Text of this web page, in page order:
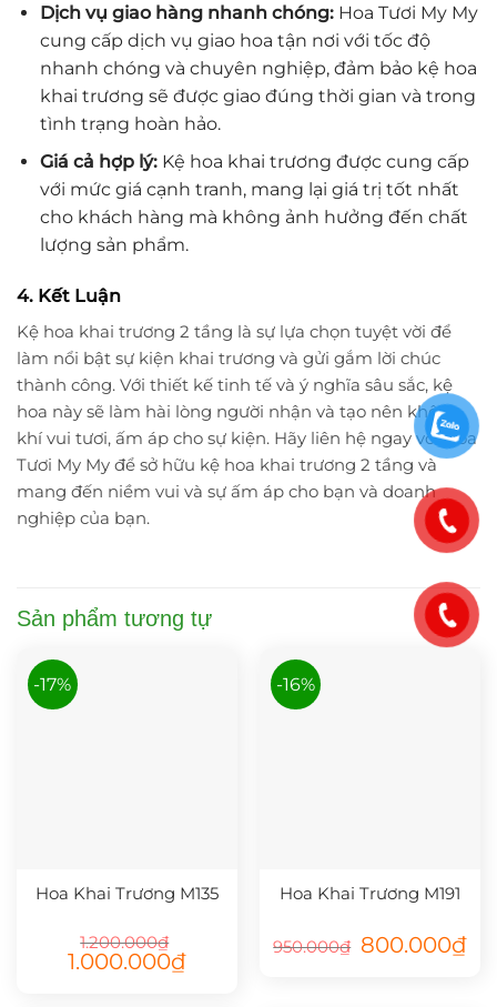
Dịch vụ giao hàng nhanh chóng:Hoa Tươi My My
cung cấp dịch vụ giao hoa tận nơi với tốc độ
nhanh chóng và chuyên nghiệp, đảm bảo kệ hoa
khai trương sẽ được giao đúng thời gian và trong
tình trạng hoàn hảo.
Giá cả hợp lý:Kệ hoa khai trương được cung cấp
với mức giá cạnh tranh, mang lại giá trị tốt nhất
cho khách hàng mà không ảnh hưởng đến chất
lượng sản phẩm.
4. Kết Luận
Kệ hoa khai trương 2 tầng là sự lựa chọn tuyệt vời để
làm nổi bật sự kiện khai trương và gửi gắm lời chúc
thành công. Với thiết kế tinh tế và ý nghĩa sâu sắc, kệ
hoa này sẽ làm hài lòng người nhận và tạo nên không
khí vui tươi, ấm áp cho sự kiện. Hãy liên hệ ngay với Hoa
Tươi My My để sở hữu kệ hoa khai trương 2 tầng và
mang đến niềm vui và sự ấm áp cho bạn và doanh
nghiệp của bạn.
Sản phẩm tương tự
-17%
Hoa Khai Trương M135
1.200.000₫
Giá
gốc
1.000.000₫Giá
-16%
Hoa Khai Trương M191
950.000₫
Giá
gốc
800.000₫Giá